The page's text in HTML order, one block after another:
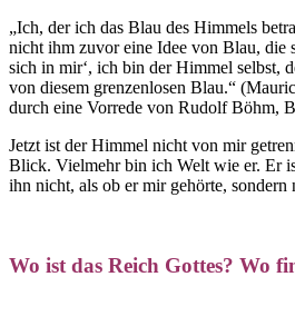
„Ich, der ich das Blau des Himmels
nicht ihm zuvor eine Idee von Blau, die
sich in mir‘, ich bin der Himmel selbst,
von diesem grenzenlosen Blau.“
durch eine Vorrede von Rudolf Böhm,
Jetzt ist der Himmel nicht von mir
Blick. Vielmehr bin ich Welt wie er. Er
ihn nicht, als ob er mir gehörte,
Wo ist das Reich Gottes? Wo